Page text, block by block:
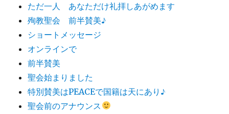
ただ一人 あなただけ礼拝しあがめます
殉教聖会 前半賛美♪
ショートメッセージ
オンラインで
前半賛美
聖会始まりました
特別賛美はPEACEで国籍は天にあり♪
聖会前のアナウンス